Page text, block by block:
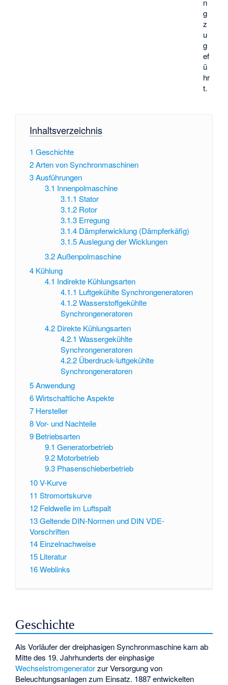
n
g
z
u
g
ef
ü
hr
t.
Inhaltsverzeichnis
1 Geschichte
2Arten von Synchronmaschinen
3Ausführungen
3.1 Innenpolmaschine
3.1.1 Stator
3.1.2 Rotor
3.1.3 Erregung
3.1.4 Dämpferwicklung (Dämpferkäfig)
3.1.5 Auslegung der Wicklungen
3.2 Außenpolmaschine
4 Kühlung
4.1 Indirekte Kühlungsarten
4.1.1 Luftgekühlte Synchrongeneratoren
4.1.2 Wasserstoffgekühlte
Synchrongeneratoren
4.2 Direkte Kühlungsarten
4.2.1 Wassergekühlte
Synchrongeneratoren
4.2.2 Überdruck-luftgekühlte
Synchrongeneratoren
5Anwendung
6Wirtschaftliche Aspekte
7 Hersteller
8Vor- und Nachteile
9 Betriebsarten
9.1 Generatorbetrieb
9.2 Motorbetrieb
9.3 Phasenschieberbetrieb
10V-Kurve
11 Stromortskurve
12 Feldwelle im Luftspalt
13Geltende DIN-Normen und DIN VDE-
Vorschriften
14 Einzelnachweise
15 Literatur
16Weblinks
Geschichte
Als Vorläufer der dreiphasigen Synchronmaschine kam ab
Mitte des 19. Jahrhunderts der einphasige
Wechselstromgeneratorzur Versorgung von
Beleuchtungsanlagen zum Einsatz. 1887 entwickelten